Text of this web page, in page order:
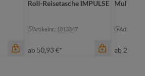
Roll-Reisetasche IMPULSE
Artikelnr.: 1813347
ab 50,93 €*
Multibag
Artikelnr.:
ab 29,34